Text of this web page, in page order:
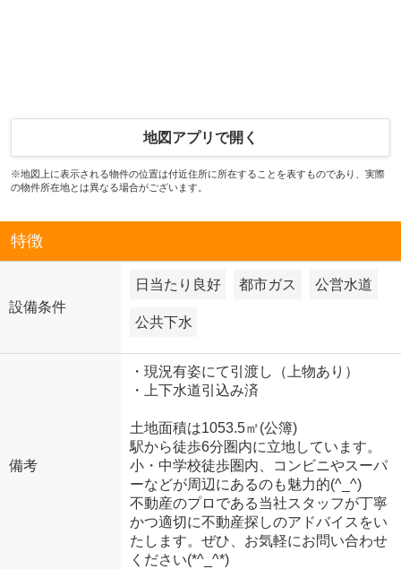
地図アプリで開く
※地図上に表示される物件の位置は付近住所に所在することを表すものであり、実際
の物件所在地とは異なる場合がございます。
特徴
設備条件
日当たり良好 都市ガス 公営水道
公共下水
備考
・現況有姿にて引渡し（上物あり）
・上下水道引込み済
土地面積は1053.5㎡(公簿)
駅から徒歩6分圏内に立地しています。
小・中学校徒歩圏内、コンビニやスーパ
ーなどが周辺にあるのも魅力的(^_^)
不動産のプロである当社スタッフが丁寧
かつ適切に不動産探しのアドバイスをい
たします。ぜひ、お気軽にお問い合わせ
ください(*^_^*)